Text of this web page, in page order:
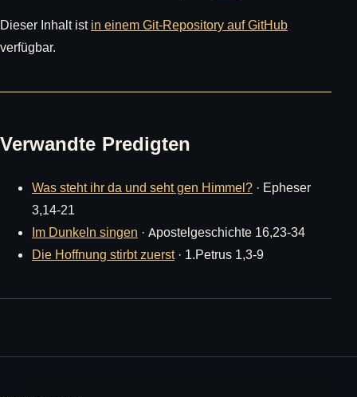
Dieser Inhalt istin einem Git-Repository auf GitHub
verfügbar.
Verwandte Predigten
Was steht ihr da und seht gen Himmel? · Epheser
3,14-21
Im Dunkeln singen · Apostelgeschichte 16,23-34
Die Hoffnung stirbt zuerst· 1.Petrus 1,3-9